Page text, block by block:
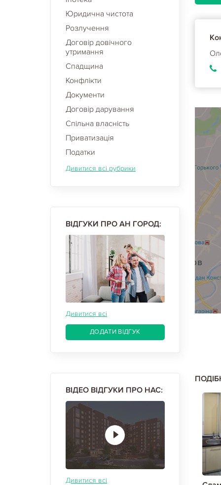
Юридична чистота
Розлучення
Договір довічного
утримання
Спадщина
Конфлікти
Документи
Договір дарування
Спільна власність
Приватизація
Податки
Дивитися всі рубрики
ВІДГУКИ ПРО АН ГОРОД:
Дивитися всі
ДОДАТИ ВІДГУК
ВІДЕО ВІДГУКИ ПРО НАС:
Дивитися всі